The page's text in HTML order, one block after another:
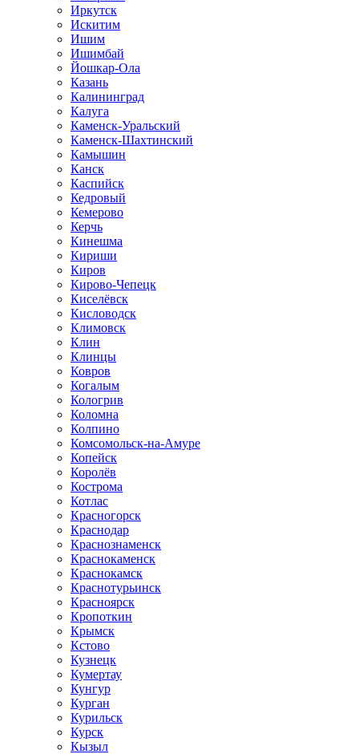
Иркутск
Искитим
Ишим
Ишимбай
Йошкар-Ола
Казань
Калининград
Калуга
Каменск-Уральский
Каменск-Шахтинский
Камышин
Канск
Каспийск
Кедровый
Кемерово
Керчь
Кинешма
Кириши
Киров
Кирово-Чепецк
Киселёвск
Кисловодск
Климовск
Клин
Клинцы
Ковров
Когалым
Кологрив
Коломна
Колпино
Комсомольск-на-Амуре
Копейск
Королёв
Кострома
Котлас
Красногорск
Краснодар
Краснознаменск
Краснокаменск
Краснокамск
Краснотурьинск
Красноярск
Кропоткин
Крымск
Кстово
Кузнецк
Кумертау
Кунгур
Курган
Курильск
Курск
Кызыл